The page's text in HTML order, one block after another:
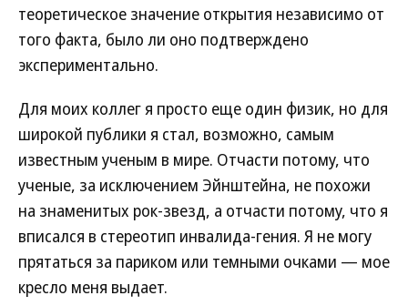
теоретическое значение открытия независимо от
того факта, было ли оно подтверждено
экспериментально.
Для моих коллег я просто еще один физик, но для
широкой публики я стал, возможно, самым
известным ученым в мире. Отчасти потому, что
ученые, за исключением Эйнштейна, не похожи
на знаменитых рок-звезд, а отчасти потому, что я
вписался в стереотип инвалида-гения. Я не могу
прятаться за париком или темными очками — мое
кресло меня выдает.